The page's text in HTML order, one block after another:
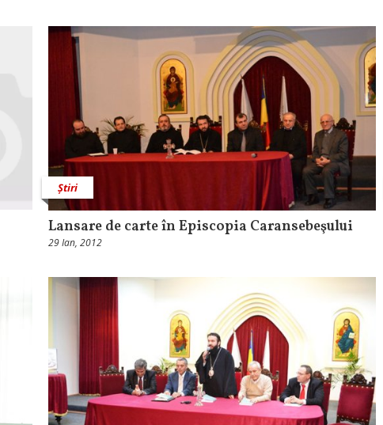
Știri
Lansare de carte în Episcopia Caransebeşului
29 Ian, 2012